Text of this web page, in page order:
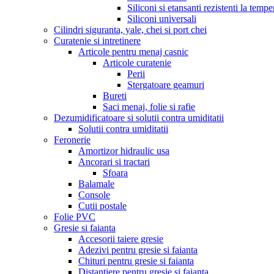
Siliconi si etansanti rezistenti la
Siliconi universali
Cilindri siguranta, yale, chei si port chei
Curatenie si intretinere
Articole pentru menaj casnic
Articole curatenie
Perii
Stergatoare geamuri
Bureti
Saci menaj, folie si rafie
Dezumidificatoare si solutii contra umiditatii
Solutii contra umiditatii
Feronerie
Amortizor hidraulic usa
Ancorari si tractari
Sfoara
Balamale
Console
Cutii postale
Folie PVC
Gresie si faianta
Accesorii taiere gresie
Adezivi pentru gresie si faianta
Chituri pentru gresie si faianta
Distantiere pentru gresie si faianta